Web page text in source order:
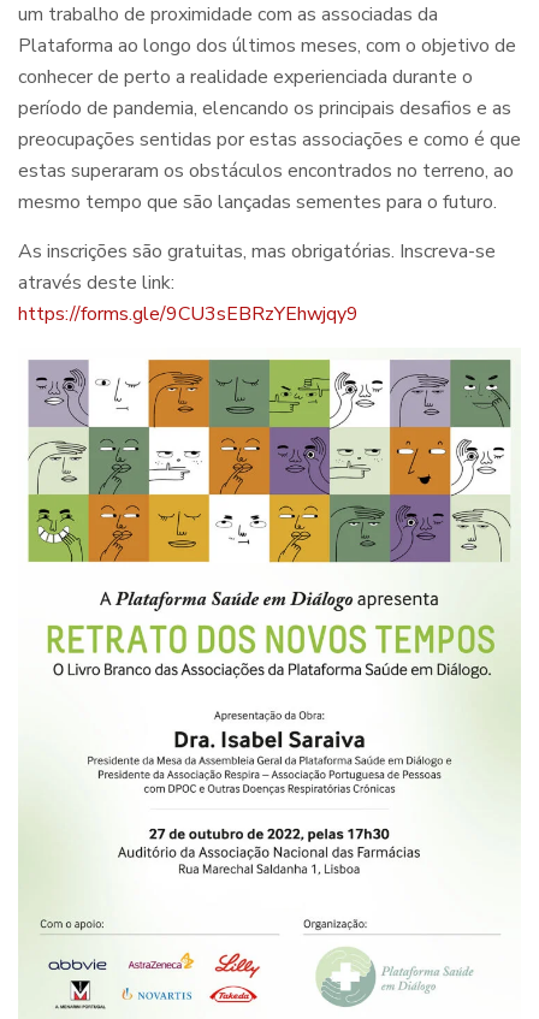
um trabalho de proximidade com as associadas da
Plataforma ao longo dos últimos meses, com o objetivo de
conhecer de perto a realidade experienciada durante o
período de pandemia, elencando os principais desafios e as
preocupações sentidas por estas associações e como é que
estas superaram os obstáculos encontrados no terreno, ao
mesmo tempo que são lançadas sementes para o futuro.
As inscrições são gratuitas, mas obrigatórias. Inscreva-se
através deste link:
https://forms.gle/9CU3sEBRzYEhwjqy9